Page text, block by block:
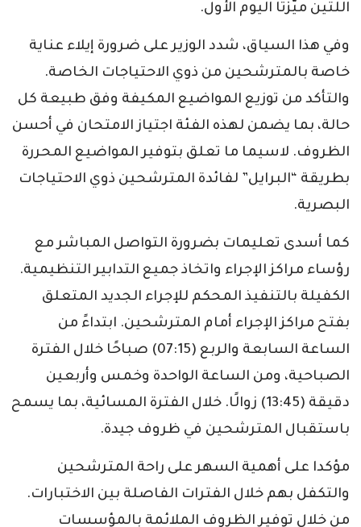
اللتين ميّزتا اليوم الأول.
وفي هذا السياق، شدد الوزير على ضرورة إيلاء عناية
خاصة بالمترشحين من ذوي الاحتياجات الخاصة.
والتأكد من توزيع المواضيع المكيفة وفق طبيعة كل
حالة، بما يضمن لهذه الفئة اجتياز الامتحان في أحسن
الظروف. لاسيما ما تعلق بتوفير المواضيع المحررة
بطريقة “البرايل” لفائدة المترشحين ذوي الاحتياجات
البصرية.
كما أسدى تعليمات بضرورة التواصل المباشر مع
رؤساء مراكز الإجراء واتخاذ جميع التدابير التنظيمية.
الكفيلة بالتنفيذ المحكم للإجراء الجديد المتعلق
بفتح مراكز الإجراء أمام المترشحين. ابتداءً من
الساعة السابعة والربع (07:15) صباحًا خلال الفترة
الصباحية، ومن الساعة الواحدة وخمس وأربعين
دقيقة (13:45) زوالًا. خلال الفترة المسائية، بما يسمح
باستقبال المترشحين في ظروف جيدة.
مؤكدا على أهمية السهر على راحة المترشحين
والتكفل بهم خلال الفترات الفاصلة بين الاختبارات.
من خلال توفير الظروف الملائمة بالمؤسسات